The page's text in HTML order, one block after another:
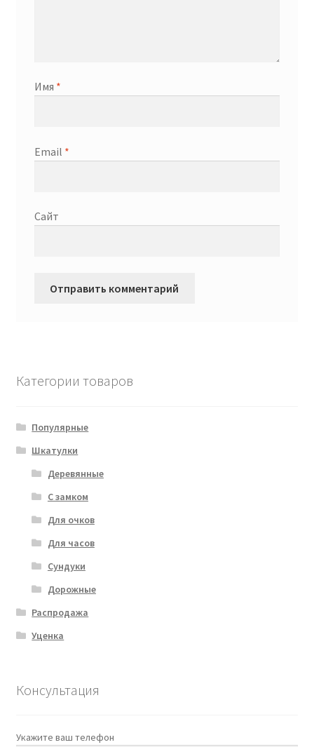
Имя *
Email *
Сайт
Категории товаров
Популярные
Шкатулки
Деревянные
С замком
Для очков
Для часов
Сундуки
Дорожные
Распродажа
Уценка
Консультация
Укажите ваш телефон